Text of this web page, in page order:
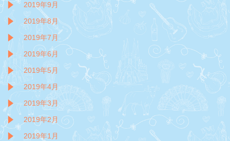
2019年9月
2019年8月
2019年7月
2019年6月
2019年5月
2019年4月
2019年3月
2019年2月
2019年1月